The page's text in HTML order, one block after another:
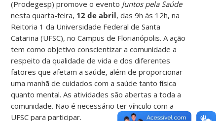
(Prodegesp) promove o evento Juntos pela Saúde
nesta quarta-feira, 12 de abril, das 9h às 12h, na
Reitoria 1 da Universidade Federal de Santa
Catarina (UFSC), no Campus de Florianópolis. A ação
tem como objetivo conscientizar a comunidade a
respeito da qualidade de vida e dos diferentes
fatores que afetam a saúde, além de proporcionar
uma manhã de cuidados com a saúde tanto física
quanto mental. As atividades são abertas a toda a
comunidade. Não é necessário ter vínculo com a
UFSC para participar.